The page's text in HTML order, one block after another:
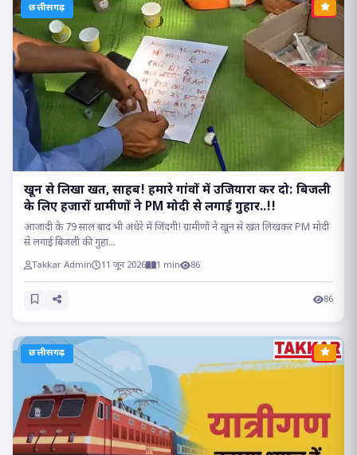
छत्तीसगढ़
खून से लिखा खत, साहब! हमारे गांवों में उजियारा कर दो: बिजली
के लिए हजारों ग्रामीणों ने PM मोदी से लगाई गुहार..!!
आजादी के 79 साल बाद भी अंधेरे में जिंदगी! ग्रामीणों ने खून से खत लिखकर PM मोदी
से लगाई बिजली की गुहा...
Takkar Admin 11 जून 2026 1 min 86
86
छत्तीसगढ़